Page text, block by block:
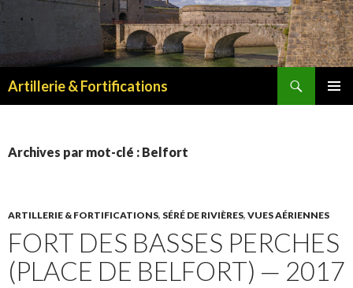
Artillerie & Fortifications
Archives par mot-clé : Belfort
ARTILLERIE & FORTIFICATIONS, SÉRÉ DE RIVIÈRES, VUES AÉRIENNES
FORT DES BASSES PERCHES
(PLACE DE BELFORT) — 2017